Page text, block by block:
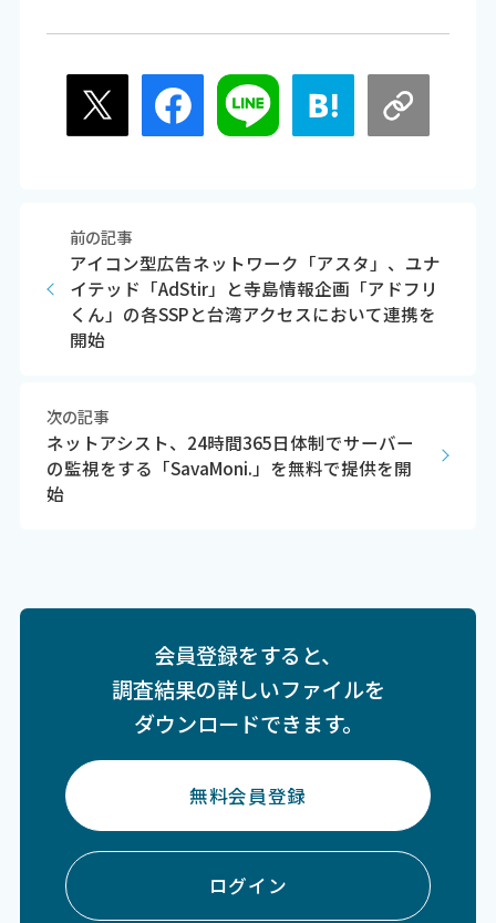
前の記事
アイコン型広告ネットワーク「アスタ」、ユナ
イテッド「AdStir」と寺島情報企画「アドフリ
くん」の各SSPと台湾アクセスにおいて連携を
開始
次の記事
ネットアシスト、24時間365日体制でサーバー
の監視をする「SavaMoni.」を無料で提供を開
始
会員登録をすると、
調査結果の詳しいファイルを
ダウンロードできます。
無料会員登録
ログイン